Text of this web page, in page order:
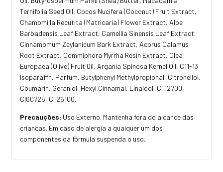
Ternifolia Seed Oil, Cocos Nucifera (Coconut) Fruit Extract,
Chamomilla Recutita (Matricaria) Flower Extract, Aloe
Barbadensis Leaf Extract, Camellia Sinensis Leaf Extract,
Cinnamomum Zeylanicum Bark Extract, Acorus Calamus
Root Extract, Commiphora Myrrha Resin Extract, Olea
Europaea (Olive) Fruit 0il, Argania Spinosa Kernel Oil, C11-13
Isoparaffn, Parfum, Butylphenyl Methylpropional, Citronellol,
Coumarin, Geraniol, Hexyl Cinnamal, Linalool, CI 12700,
CI60725, CI 26100.
Precauções: Uso Externo. Mantenha fora do alcance das
crianças. Em caso de alergia a qualquer um dos
componentes da fórmula suspenda o uso.